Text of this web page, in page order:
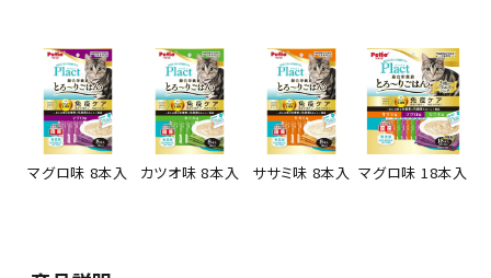
マグロ味 8本入 カツオ味 8本入 ササミ味 8本入 マグロ味 18本入